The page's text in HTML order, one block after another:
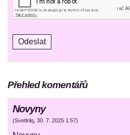
Přehled komentářů
Novyny
(Svetlnlq, 30. 7. 2025 1:57)